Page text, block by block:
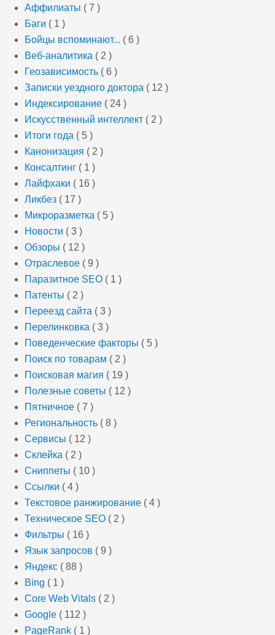
Аффилиаты ( 7 )
Баги ( 1 )
Бойцы вспоминают... ( 6 )
Веб-аналитика ( 2 )
Геозависимость ( 6 )
Записки уездного доктора ( 12 )
Индексирование ( 24 )
Искусственный интеллект ( 2 )
Итоги года ( 5 )
Канонизация ( 2 )
Консалтинг ( 1 )
Лайфхаки ( 16 )
Ликбез ( 17 )
Микроразметка ( 5 )
Новости ( 3 )
Обзоры ( 12 )
Отраслевое ( 9 )
Паразитное SEO ( 1 )
Патенты ( 2 )
Переезд сайта ( 3 )
Перелинковка ( 3 )
Поведенческие факторы ( 5 )
Поиск по товарам ( 2 )
Поисковая магия ( 19 )
Полезные советы ( 12 )
Пятничное ( 7 )
Региональность ( 8 )
Сервисы ( 12 )
Склейка ( 2 )
Сниппеты ( 10 )
Ссылки ( 4 )
Текстовое ранжирование ( 4 )
Техническое SEO ( 2 )
Фильтры ( 16 )
Язык запросов ( 9 )
Яндекс ( 88 )
Bing ( 1 )
Core Web Vitals ( 2 )
Google ( 112 )
PageRank ( 1 )